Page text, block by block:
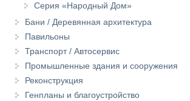
Серия «Народный Дом»
Бани / Деревянная архитектура
Павильоны
Транспорт / Автосервис
Промышленные здания и сооружения
Реконструкция
Генпланы и благоустройство